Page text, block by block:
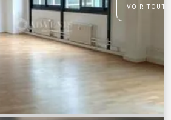
VOIR